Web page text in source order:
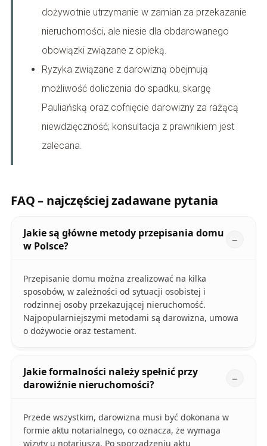
dożywotnie utrzymanie w zamian za przekazanie
nieruchomości, ale niesie dla obdarowanego
obowiązki związane z opieką.
Ryzyka związane z darowizną obejmują
możliwość doliczenia do spadku, skargę
Pauliańską oraz cofnięcie darowizny za rażącą
niewdzięczność; konsultacja z prawnikiem jest
zalecana.
FAQ – najczęściej zadawane pytania
Jakie są główne metody przepisania domu
w Polsce?
Przepisanie domu można zrealizować na kilka
sposobów, w zależności od sytuacji osobistej i
rodzinnej osoby przekazującej nieruchomość.
Najpopularniejszymi metodami są darowizna, umowa
o dożywocie oraz testament.
Jakie formalności należy spełnić przy
darowiźnie nieruchomości?
Przede wszystkim, darowizna musi być dokonana w
formie aktu notarialnego, co oznacza, że wymaga
wizyty u notariusza. Po sporządzeniu aktu